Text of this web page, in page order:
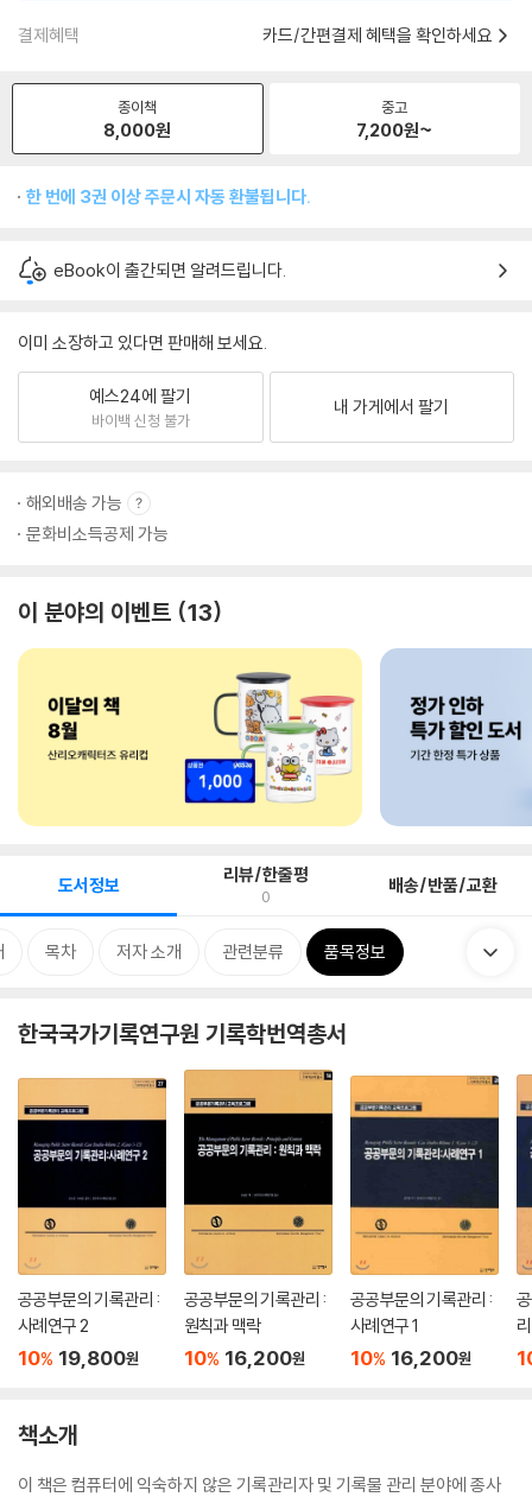
결제혜택 카드/간편결제 혜택을 확인하세요
종이책
8,000원
중고
7,200원~
한 번에 3권 이상 주문시 자동 환불됩니다.
eBook이 출간되면 알려드립니다.
이미 소장하고 있다면 판매해 보세요.
예스24에 팔기
바이백 신청 불가
내 가게에서 팔기
해외배송 가능
문화비소득공제 가능
이 분야의 이벤트 13
도서정보 리뷰/한줄평
0 배송/반품/교환
목차 저자 소개 관련분류 품목정보
한국국가기록연구원 기록학번역총서
공공부문의 기록관리 :
사례연구 2
10% 19,800원
공공부문의 기록관리 :
원칙과 맥락
10% 16,200원
공공부문의 기록관리 :
사례연구 1
10% 16,200원
리
책소개
이 책은 컴퓨터에 익숙하지 않은 기록관리자 및 기록물 관리 분야에 종사